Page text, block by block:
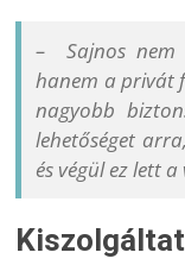
– Sajnos nem
hanem a privát
nagyobb
lehetőséget
és végül ez lett